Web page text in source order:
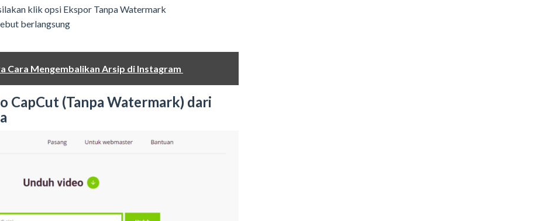
klik opsi Ekspor Tanpa Watermark
berlangsung
Cara Mengembalikan Arsip di Instagram
CapCut (Tanpa Watermark) dari